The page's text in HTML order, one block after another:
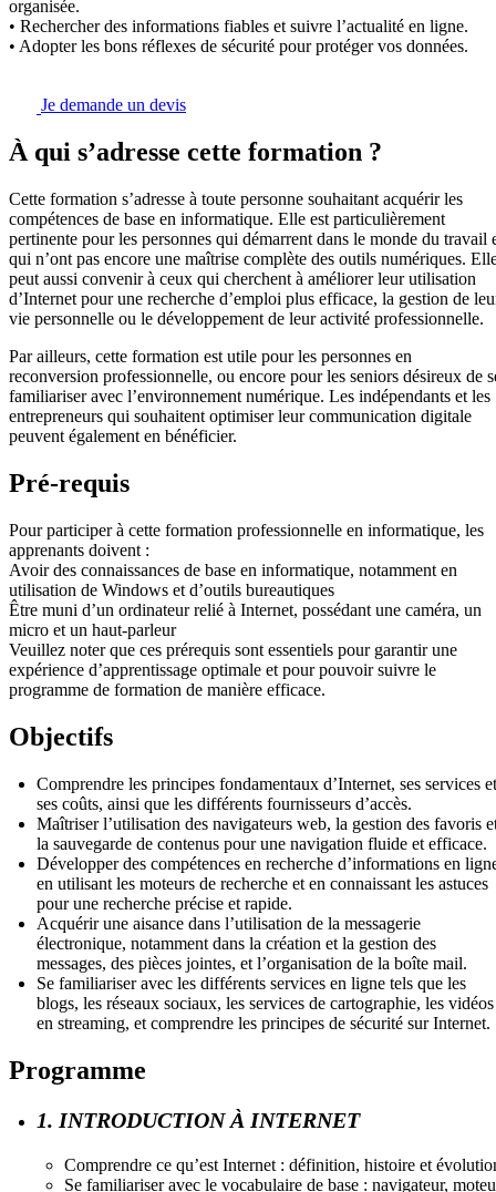
organisée.
• Rechercher des informations fiables et suivre l’actualité en ligne.
• Adopter les bons réflexes de sécurité pour protéger vos données.
Je demande un devis
À qui s’adresse cette formation ?
Cette formation s’adresse à toute personne souhaitant acquérir les
compétences de base en informatique. Elle est particulièrement
pertinente pour les personnes qui démarrent dans le monde du travail
qui n’ont pas encore une maîtrise complète des outils numériques.
peut aussi convenir à ceux qui cherchent à améliorer leur utilisation
d’Internet pour une recherche d’emploi plus efficace, la gestion de
vie personnelle ou le développement de leur activité professionnelle.
Par ailleurs, cette formation est utile pour les personnes en
reconversion professionnelle, ou encore pour les seniors désireux de
familiariser avec l’environnement numérique. Les indépendants et les
entrepreneurs qui souhaitent optimiser leur communication digitale
peuvent également en bénéficier.
Pré-requis
Pour participer à cette formation professionnelle en informatique, les
apprenants doivent :
Avoir des connaissances de base en informatique, notamment en
utilisation de Windows et d’outils bureautiques
Être muni d’un ordinateur relié à Internet, possédant une caméra, un
micro et un haut-parleur
Veuillez noter que ces prérequis sont essentiels pour garantir une
expérience d’apprentissage optimale et pour pouvoir suivre le
programme de formation de manière efficace.
Objectifs
Comprendre les principes fondamentaux d’Internet, ses services et
ses coûts, ainsi que les différents fournisseurs d’accès.
Maîtriser l’utilisation des navigateurs web, la gestion des favoris
la sauvegarde de contenus pour une navigation fluide et efficace.
Développer des compétences en recherche d’informations en
en utilisant les moteurs de recherche et en connaissant les astuces
pour une recherche précise et rapide.
Acquérir une aisance dans l’utilisation de la messagerie
électronique, notamment dans la création et la gestion des
messages, des pièces jointes, et l’organisation de la boîte mail.
Se familiariser avec les différents services en ligne tels que les
blogs, les réseaux sociaux, les services de cartographie, les vidéos
en streaming, et comprendre les principes de sécurité sur Internet.
Programme
1. INTRODUCTION À INTERNET
Comprendre ce qu’est Internet : définition, histoire et
Se familiariser avec le vocabulaire de base : navigateur,